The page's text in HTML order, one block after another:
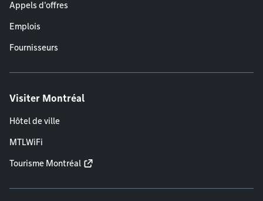
Appels d'offres
Emplois
Fournisseurs
Visiter Montréal
Hôtel de ville
MTLWiFi
Tourisme Montréal